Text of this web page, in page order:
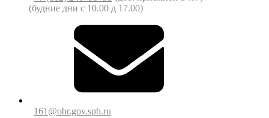
(будние дни c 10.00 д 17.00)
161@obr.gov.spb.ru